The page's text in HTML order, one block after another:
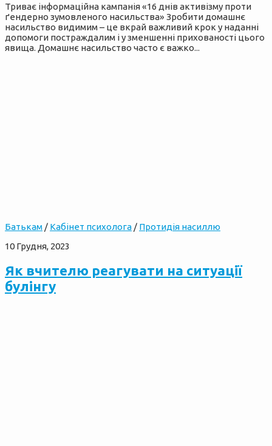
Триває інформаційна кампанія «16 днів активізму проти
ґендерно зумовленого насильства» Зробити домашнє
насильство видимим – це вкрай важливий крок у наданні
допомоги постраждалим і у зменшенні прихованості цього
явища. Домашнє насильство часто є важко...
Батькам / Кабінет психолога / Протидія насиллю
10 Грудня, 2023
Як вчителю реагувати на ситуації
булінгу